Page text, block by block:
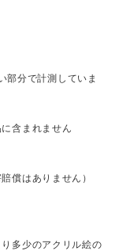
部分で計測していま
含まれません
償はありません）
多少のアクリル絵の